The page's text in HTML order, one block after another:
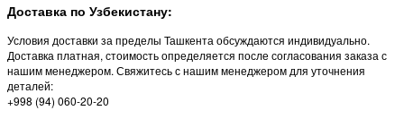
Доставка по Узбекистану:
Условия доставки за пределы Ташкента обсуждаются индивидуально.
Доставка платная, стоимость определяется после согласования заказа с
нашим менеджером. Свяжитесь с нашим менеджером для уточнения
деталей:
+998 (94) 060-20-20